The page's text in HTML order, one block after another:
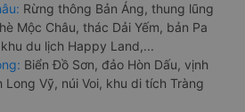
Rừng thông Bản Áng, thung lũng
Mộc Châu, thác Dải Yếm, bản Pa
du lịch Happy Land,...
Biển Đồ Sơn, đảo Hòn Dấu, vịnh
Long Vỹ, núi Voi, khu di tích Tràng